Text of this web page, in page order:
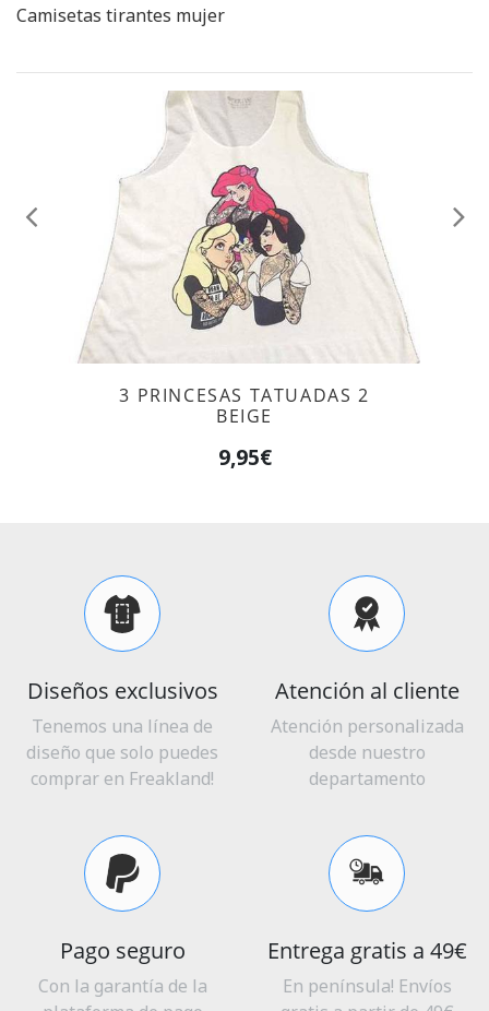
Camisetas tirantes mujer
3 PRINCESAS TATUADAS 2
BEIGE
9,95€
Anterior
Diseños exclusivos
Tenemos una línea de
diseño que solo puedes
comprar en Freakland!
Atención al cliente
Atención personalizada
desde nuestro
departamento
Pago seguro
Con la garantía de la
Entrega gratis a 49€
En península! Envíos